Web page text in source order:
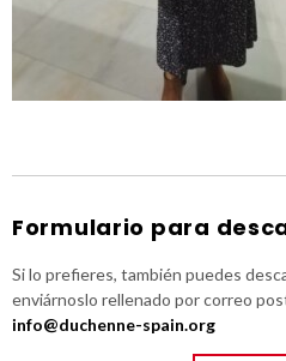
Formulario para
Si lo prefieres, también puedes
enviárnoslo rellenado por correo
info@duchenne-spain.org